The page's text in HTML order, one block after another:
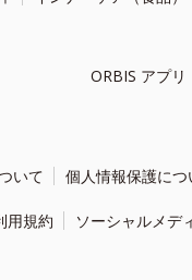
ORBIS アプリ
いて 個人情報保護につ
用規約 ソーシャルメデ